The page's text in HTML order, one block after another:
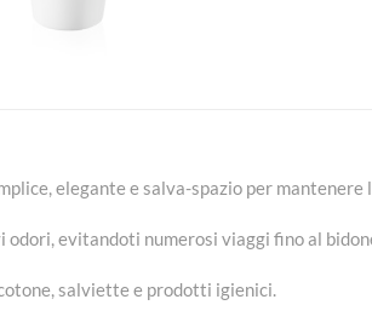
elegante e salva-spazio per
evitandoti numerosi viaggi fino al
salviette e prodotti igienici.